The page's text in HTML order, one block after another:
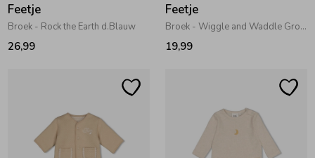
Feetje
Broek - Rock the Earth d.Blauw
26,99
Feetje
Broek - Wiggle and Waddle Groen
19,99